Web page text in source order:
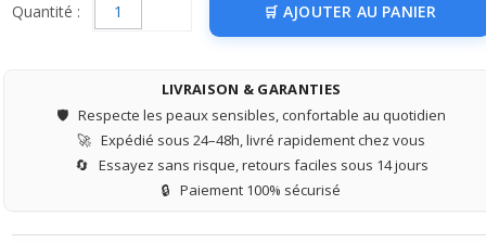
Quantité : AJOUTER AU PANIER
LIVRAISON & GARANTIES
🛡️ Respecte les peaux sensibles, confortable au quotidien
🚀 Expédié sous 24–48h, livré rapidement chez vous
🔄 Essayez sans risque, retours faciles sous 14 jours
🔒 Paiement 100% sécurisé